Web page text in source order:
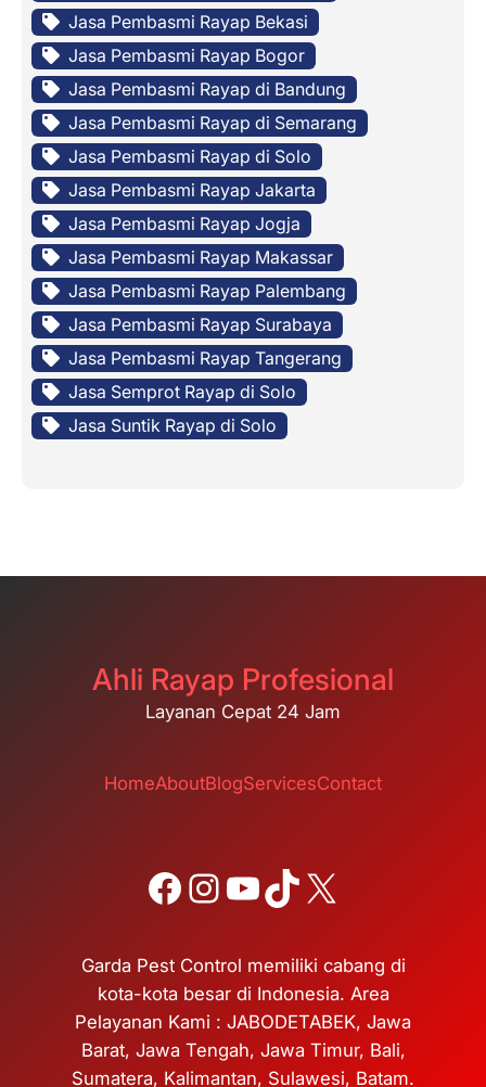
Jasa Pembasmi Rayap Bekasi
Jasa Pembasmi Rayap Bogor
Jasa Pembasmi Rayap di Bandung
Jasa Pembasmi Rayap di Semarang
Jasa Pembasmi Rayap di Solo
Jasa Pembasmi Rayap Jakarta
Jasa Pembasmi Rayap Jogja
Jasa Pembasmi Rayap Makassar
Jasa Pembasmi Rayap Palembang
Jasa Pembasmi Rayap Surabaya
Jasa Pembasmi Rayap Tangerang
Jasa Semprot Rayap di Solo
Jasa Suntik Rayap di Solo
Ahli Rayap Profesional
Layanan Cepat 24 Jam
HomeAboutBlogServicesContact
Facebook Instagram YouTube TikTok X
Garda Pest Control memiliki cabang di
kota-kota besar di Indonesia. Area
Pelayanan Kami : JABODETABEK, Jawa
Barat, Jawa Tengah, Jawa Timur, Bali,
Sumatera, Kalimantan, Sulawesi, Batam.